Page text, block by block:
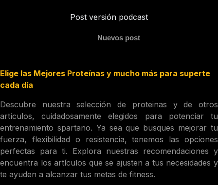
Post versión podcast
Nuevos post
Elige las Mejores Proteínas y mucho más para superte
cada día
Descubre nuestra selección de proteinas y de otros
artículos, cuidadosamente elegidos para potenciar tu
entrenamiento spartano. Ya sea que busques mejorar tu
fuerza, flexibilidad o resistencia, tenemos las opciones
perfectas para ti. Explora nuestras recomendaciones y
encuentra los artículos que se ajusten a tus necesidades y
te ayuden a alcanzar tus metas de fitness.